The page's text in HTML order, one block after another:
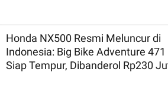
Honda NX500 Resmi Meluncur di
Indonesia: Big Bike Adventure 471
Siap Tempur, Dibanderol Rp230